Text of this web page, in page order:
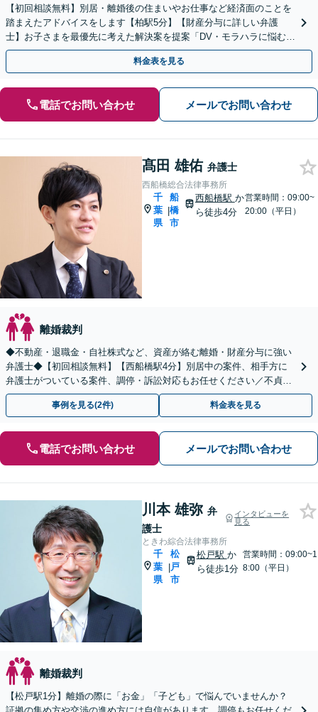
【初回相談無料】別居・離婚後の住まいやお仕事など経済面のことを
踏まえたアドバイスをします【柏駅5分】【財産分与に詳しい弁護
士】お子さまを最優先に考えた解決案を提案「DV・モラハラに悩む方
を徹底サポート」【完全個室制】【休日・夜間面談可】
料金表を見る
電話でお問い合わせ メールでお問い合わせ
髙田 雄佑 弁護士
西船橋総合法律事務所
千
葉
県
|
船
橋
市
西船橋駅 か
ら徒歩4分
営業時間：09:00~
20:00（平日）
離婚裁判
◆不動産・退職金・自社株式など、資産が絡む離婚・財産分与に強い
弁護士◆【初回相談無料】【西船橋駅4分】別居中の案件、相手方に
弁護士がついている案件、調停・訴訟対応もお任せください／不貞慰
謝料の被請求側＜着手金無料＞【夜間・土日相談◎】
事例を見る(2件) 料金表を見る
電話でお問い合わせ メールでお問い合わせ
川本 雄弥 弁
護士
インタビューを
見る
ときわ綜合法律事務所
千
葉
県
|
松
戸
市
松戸駅 か
ら徒歩1分
営業時間：09:00~1
8:00（平日）
離婚裁判
【松戸駅1分】離婚の際に「お金」「子ども」で悩んでいませんか？